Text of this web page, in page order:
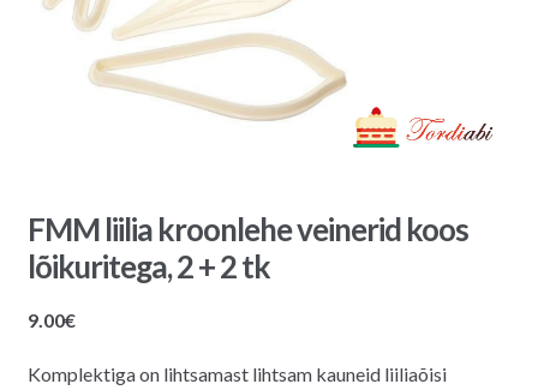
FMM liilia kroonlehe veinerid koos
lõikuritega, 2 + 2 tk
9.00€
Komplektiga on lihtsamast lihtsam kauneid liiliaõisi